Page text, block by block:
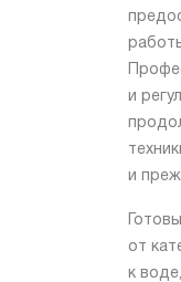
и
и
от
к